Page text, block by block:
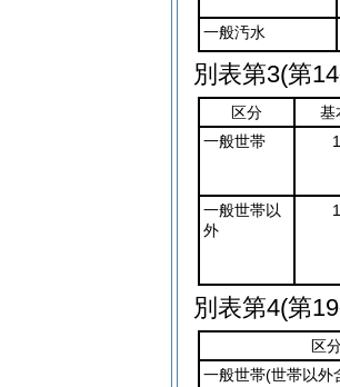
一般汚水
別表第3(第
区分
基
一般世帯
一般世帯以
外
別表第4(第
区
一般世帯(世帯以外